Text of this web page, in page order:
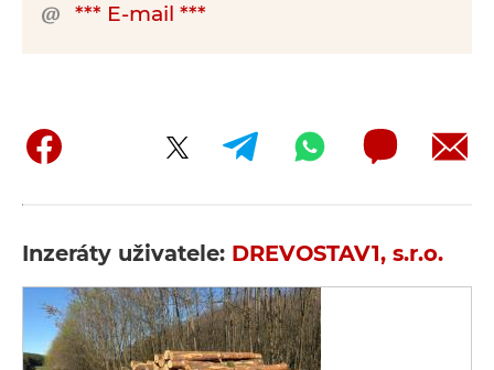
*** E-mail ***
Inzeráty uživatele: DREVOSTAV1, s.r.o.